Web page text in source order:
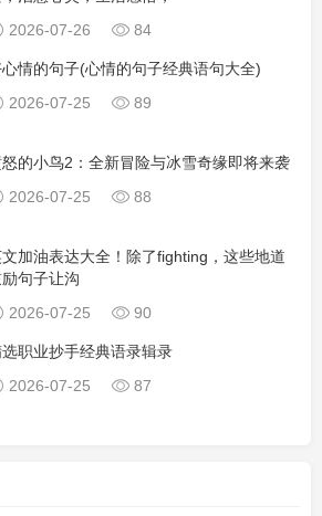
2026-07-26
84
情的句子(心情的句子经典语句大全)
2026-07-25
89
的小鸟2：全新冒险与冰雪奇缘即将来袭
2026-07-25
88
加油表达大全！除了fighting，这些地道
句子让沟
2026-07-25
90
职业抄手经典语录辑录
2026-07-25
87